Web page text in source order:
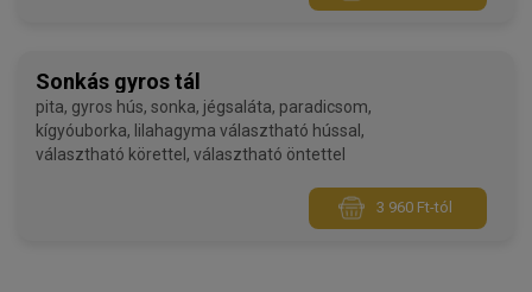
Sonkás gyros tál
pita, gyros hús, sonka, jégsaláta, paradicsom,
kígyóuborka, lilahagyma választható hússal,
választható körettel, választható öntettel
3 960 Ft-tól